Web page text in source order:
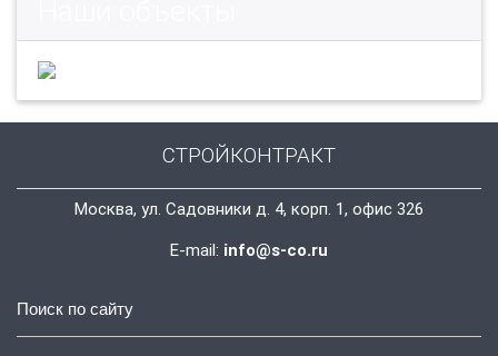
СТРОЙКОНТРАКТ
Москва, ул. Садовники д. 4, корп. 1, офис 326
E-mail: info@s-co.ru